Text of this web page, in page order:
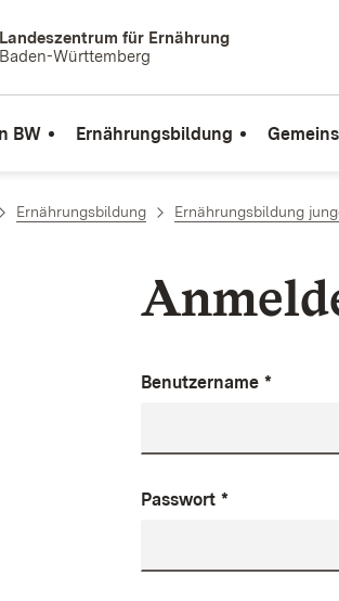
Landeszentrum für Ernährung
Baden-Württemberg
BW Ernährungsbildung
Ernährungsbildung Ernährungsbildung
Benutzername *
Passwort *